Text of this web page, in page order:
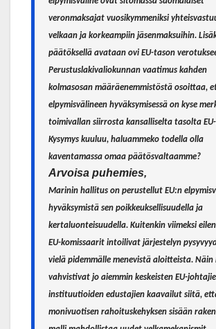
veronmaksajat vuosikymmeniksi
velkaan ja korkeampiin jäsenmaksuihin.
päätöksellä avataan ovi EU-tason
Perustuslakivaliokunnan vaatimus kahden
kolmasosan määräenemmistöstä osoittaa,
elpymisvälineen hyväksymisessä on kyse
toimivallan siirrosta kansalliselta tasolta
Kysymys kuuluu, haluammeko todella olla
kaventamassa omaa päätösvaltaamme?
Arvoisa puhemies,
Marinin hallitus on perustellut EU:n
hyväksymistä sen poikkeuksellisuudella ja
kertaluonteisuudella. Kuitenkin viimeksi
EU-komissaarit intoilivat järjestelyn
vielä pidemmälle menevistä aloitteista. Näin
vahvistivat jo aiemmin keskeisten EU-
instituutioiden edustajien kaavailut siitä,
monivuotisen rahoituskehyksen sisään